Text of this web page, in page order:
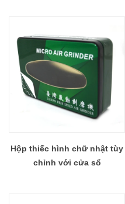
Hộp thiếc hình chữ nhật tùy
chỉnh với cửa sổ